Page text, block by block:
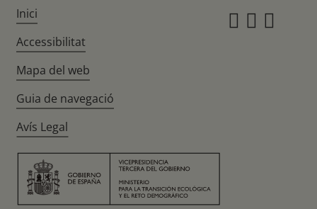
Inici
Accessibilitat
Mapa del web
Guia de navegació
Avís Legal